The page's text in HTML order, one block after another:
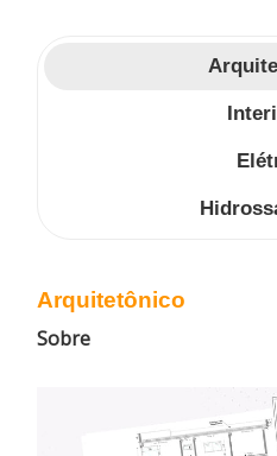
Arquitetônico
Sobre